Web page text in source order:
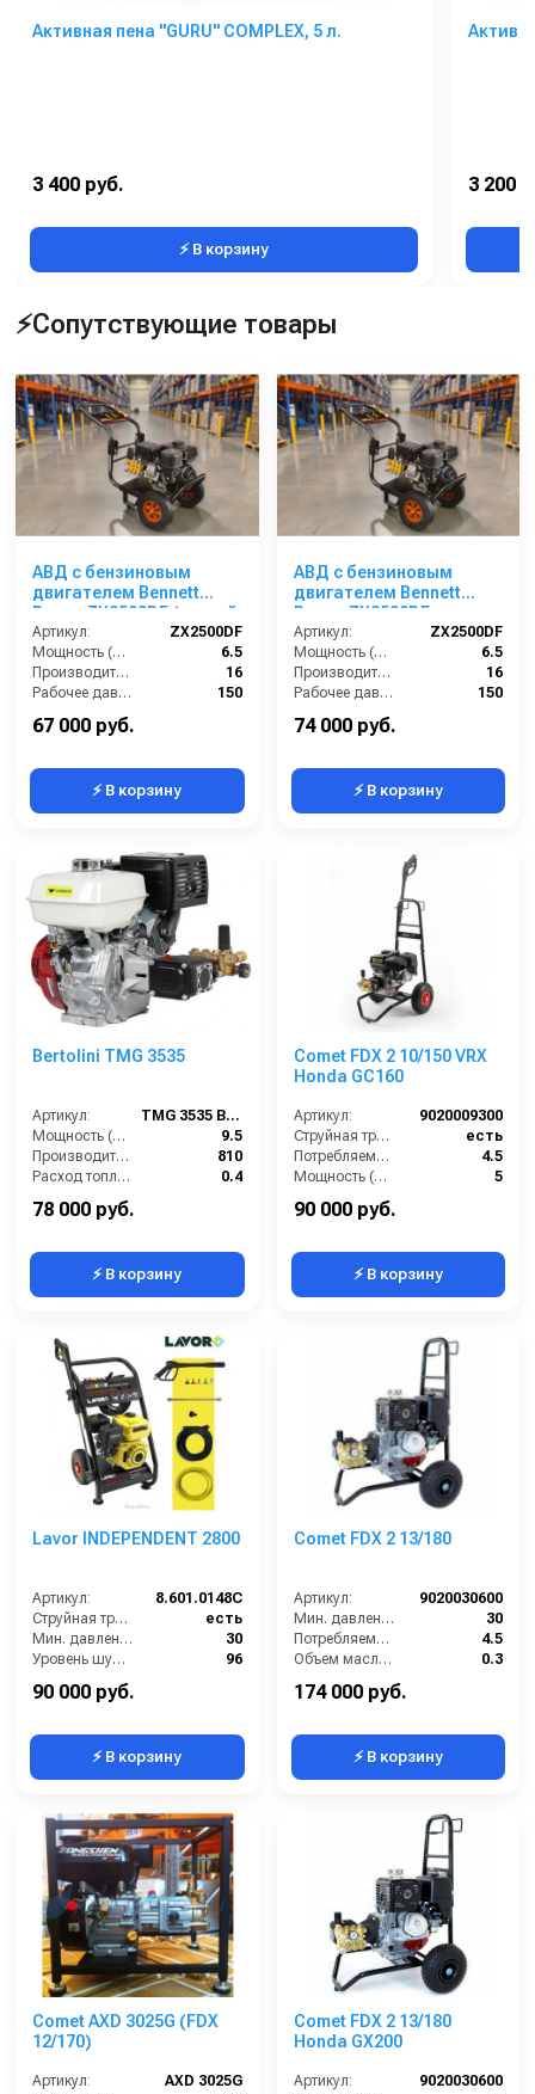
Активная пена "GURU" COMPLEX, 5 л.
3 400 руб.
⚡ В корзину
3 200
⚡Сопутствующие товары
АВД с бензиновым
двигателем Bennett
Power ZX2500DF (ручной
стартер)
Артикул:
ZX2500DF
Мощность (л/с):
6.5
Производительность (л/мин):
16
Рабочее давление (бар):
150
Обороты двигателя (об/мин):
67 000 руб.
⚡ В корзину
АВД с бензиновым
двигателем Bennett
Power ZX2500DF
(электрический
стартер)
Артикул:
ZX2500DF
Мощность (л/с):
6.5
Производительность (л/мин):
16
Рабочее давление (бар):
150
Обороты двигателя (об/мин):
74 000 руб.
⚡ В корзину
Bertolini TMG 3535
Артикул:
TMG 3535 BERTOLINI moto
Мощность (л/с):
9.5
Производительность (л/ч):
810
Расход топлива (л/ч):
0.4
78 000 руб.
⚡ В корзину
Comet FDX 2 10/150 VRX
Honda GC160
Артикул:
9020009300
Струйная трубка (копьё):
есть
Потребляемая мощность (Вт):
4.5
Мощность (л/с):
5
90 000 руб.
⚡ В корзину
Lavor INDEPENDENT 2800
Артикул:
8.601.0148C
Струйная трубка (копьё):
есть
Мин. давление (бар):
30
Уровень шума (дБ):
96
Производительность (л/ч):
90 000 руб.
⚡ В корзину
Comet FDX 2 13/180
Артикул:
9020030600
Мин. давление (бар):
30
Потребляемая мощность (Вт):
4.5
Объем масла для насоса (л):
0.3
174 000 руб.
⚡ В корзину
Comet AXD 3025G (FDX
12/170)
Артикул:
AXD 3025G
Comet FDX 2 13/180
Honda GX200
Артикул:
9020030600